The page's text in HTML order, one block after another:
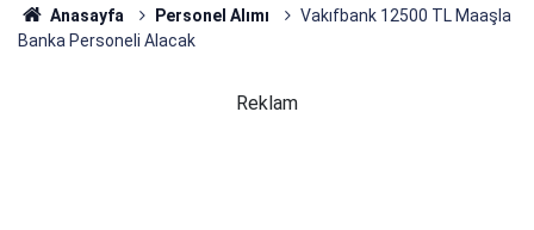
Anasayfa Personel Alımı
Vakıfbank 12500 TL Maaşla
Banka Personeli Alacak
Reklam